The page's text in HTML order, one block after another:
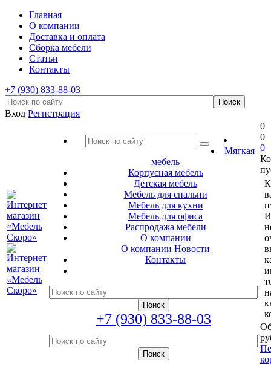
Главная
О компании
Доставка и оплата
Сборка мебели
Статьи
Контакты
+7 (930) 833-88-03
Вход Регистрация
Мягкая
мебель
Корпусная мебель
Детская мебель
Мебель для спальни
Мебель для кухни
Мебель для офиса
Распродажа мебели
О компании
О компании Новости
Контакты
+7 (930) 833-88-03
0
0
0